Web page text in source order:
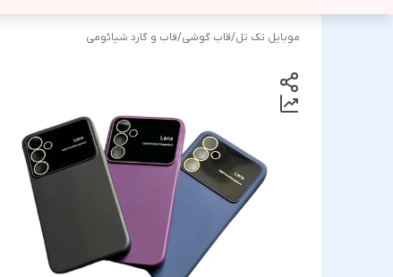
موبایل تک تل/قاب گوشی/قاب و گارد شیائومی